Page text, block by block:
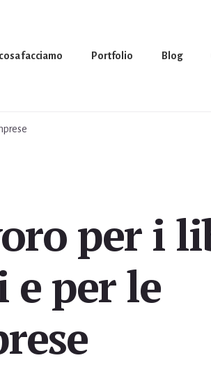
facciamo Portfolio Blog
per i
e per le